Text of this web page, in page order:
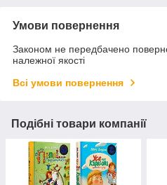
Умови повернення
Законом не передбачено
належної якості
Всі умови повернення
Подібні товари компанії